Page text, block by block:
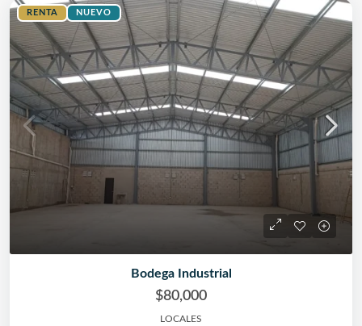
RENTA NUEVO
Bodega Industrial
$80,000
LOCALES